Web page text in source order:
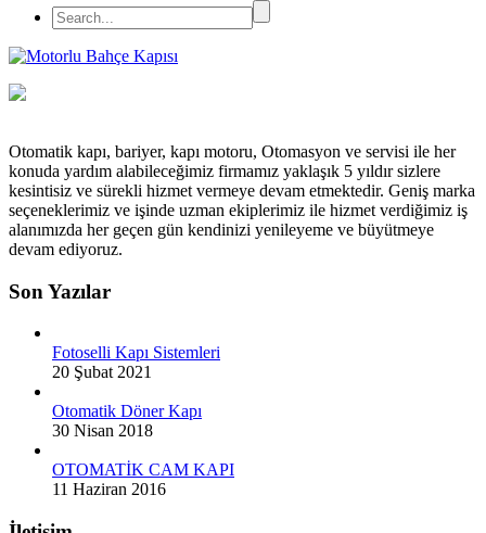
Otomatik kapı, bariyer, kapı motoru, Otomasyon ve servisi ile her
konuda yardım alabileceğimiz firmamız yaklaşık 5 yıldır sizlere
kesintisiz ve sürekli hizmet vermeye devam etmektedir. Geniş marka
seçeneklerimiz ve işinde uzman ekiplerimiz ile hizmet verdiğimiz iş
alanımızda her geçen gün kendinizi yenileyeme ve büyütmeye
devam ediyoruz.
Son Yazılar
Fotoselli Kapı Sistemleri
20 Şubat 2021
Otomatik Döner Kapı
30 Nisan 2018
OTOMATİK CAM KAPI
11 Haziran 2016